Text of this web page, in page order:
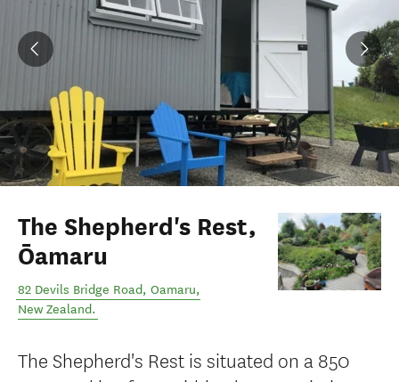
The Shepherd's Rest,
Ōamaru
82 Devils Bridge Road, Oamaru,
New Zealand.
The Shepherd's Rest is situated on a 850